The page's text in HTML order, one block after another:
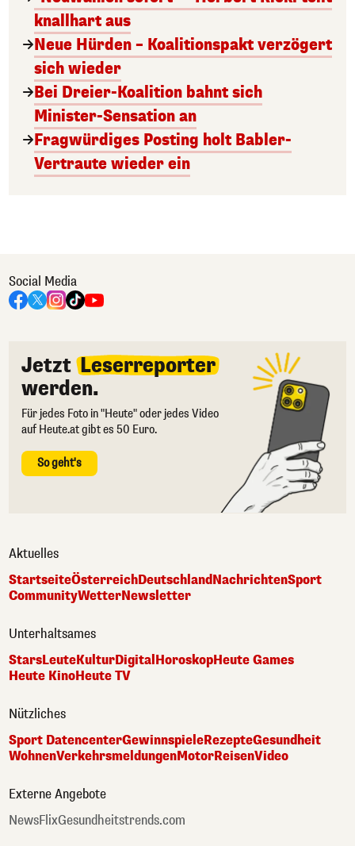
knallhart aus
Neue Hürden – Koalitionspakt verzögert
sich wieder
Bei Dreier-Koalition bahnt sich
Minister-Sensation an
Fragwürdiges Posting holt Babler-
Vertraute wieder ein
Social Media
Jetzt Leserreporter
werden.
Für jedes Foto in "Heute" oder jedes Video
auf Heute.at gibt es 50 Euro.
So geht's
Aktuelles
StartseiteÖsterreichDeutschlandNachrichtenSport
CommunityWetterNewsletter
Unterhaltsames
StarsLeuteKulturDigital HoroskopHeute Games
Heute KinoHeute TV
Nützliches
Sport DatencenterGewinnspieleRezepteGesundheit
WohnenVerkehrsmeldungenMotorReisenVideo
Externe Angebote
NewsFlixGesundheitstrends.com